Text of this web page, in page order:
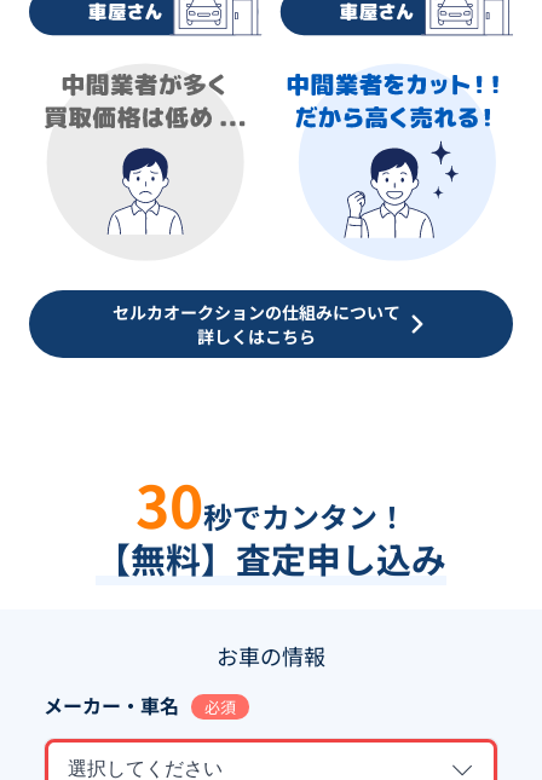
セルカオークションの仕組みについて
詳しくはこちら
30秒でカンタン！
【無料】査定申し込み
お車の情報
メーカー・車名 必須
選択してください